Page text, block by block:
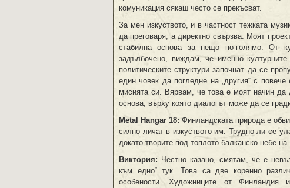
комуникация сякаш често се прекъсват.
За мен изкуството, и в частност тежката
да преговаря, а директно свързва. Моят
стабилна основа за нещо по-голямо. От
задълбочено, виждам, че именно
политическите структури започнат да се
един човек да погледне на „другия“ с
мисията си. Вярвам, че това е моят начин да
основа, върху която диалогът може да се
Metal Hangar 18: Финландската природа е
силно личат в изкуството им. Трудно ли се
докато творите под топлото балканско небе
Виктория: Честно казано, смятам, че е
към едно“ тук. Това са две коренно
особености. Художниците от Финландия